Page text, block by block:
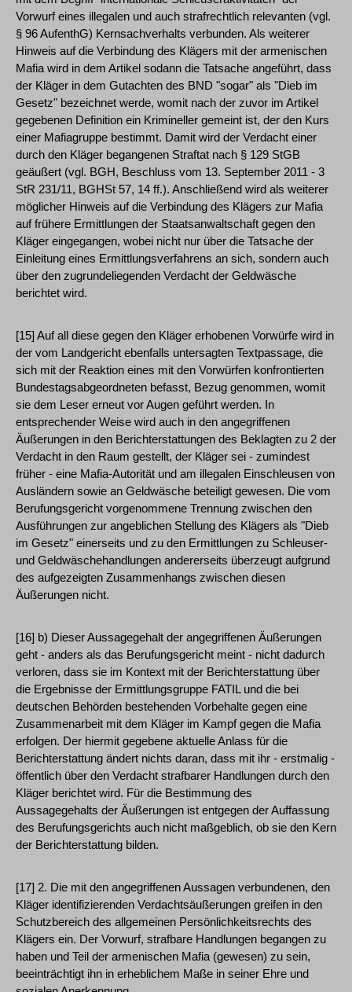
Vorwurf eines illegalen und auch strafrechtlich relevanten (vgl.
§ 96 AufenthG) Kernsachverhalts verbunden. Als weiterer
Hinweis auf die Verbindung des Klägers mit der armenischen
Mafia wird in dem Artikel sodann die Tatsache angeführt, dass
der Kläger in dem Gutachten des BND "sogar" als "Dieb im
Gesetz" bezeichnet werde, womit nach der zuvor im Artikel
gegebenen Definition ein Krimineller gemeint ist, der den Kurs
einer Mafiagruppe bestimmt. Damit wird der Verdacht einer
durch den Kläger begangenen Straftat nach § 129 StGB
geäußert (vgl. BGH, Beschluss vom 13. September 2011 - 3
StR 231/11, BGHSt 57, 14 ff.). Anschließend wird als weiterer
möglicher Hinweis auf die Verbindung des Klägers zur Mafia
auf frühere Ermittlungen der Staatsanwaltschaft gegen den
Kläger eingegangen, wobei nicht nur über die Tatsache der
Einleitung eines Ermittlungsverfahrens an sich, sondern auch
über den zugrundeliegenden Verdacht der Geldwäsche
berichtet wird.
[15] Auf all diese gegen den Kläger erhobenen Vorwürfe wird in
der vom Landgericht ebenfalls untersagten Textpassage, die
sich mit der Reaktion eines mit den Vorwürfen konfrontierten
Bundestagsabgeordneten befasst, Bezug genommen, womit
sie dem Leser erneut vor Augen geführt werden. In
entsprechender Weise wird auch in den angegriffenen
Äußerungen in den Berichterstattungen des Beklagten zu 2 der
Verdacht in den Raum gestellt, der Kläger sei - zumindest
früher - eine Mafia-Autorität und am illegalen Einschleusen von
Ausländern sowie an Geldwäsche beteiligt gewesen. Die vom
Berufungsgericht vorgenommene Trennung zwischen den
Ausführungen zur angeblichen Stellung des Klägers als "Dieb
im Gesetz" einerseits und zu den Ermittlungen zu Schleuser-
und Geldwäschehandlungen andererseits überzeugt aufgrund
des aufgezeigten Zusammenhangs zwischen diesen
Äußerungen nicht.
[16] b) Dieser Aussagegehalt der angegriffenen Äußerungen
geht - anders als das Berufungsgericht meint - nicht dadurch
verloren, dass sie im Kontext mit der Berichterstattung über
die Ergebnisse der Ermittlungsgruppe FATIL und die bei
deutschen Behörden bestehenden Vorbehalte gegen eine
Zusammenarbeit mit dem Kläger im Kampf gegen die Mafia
erfolgen. Der hiermit gegebene aktuelle Anlass für die
Berichterstattung ändert nichts daran, dass mit ihr - erstmalig -
öffentlich über den Verdacht strafbarer Handlungen durch den
Kläger berichtet wird. Für die Bestimmung des
Aussagegehalts der Äußerungen ist entgegen der Auffassung
des Berufungsgerichts auch nicht maßgeblich, ob sie den Kern
der Berichterstattung bilden.
[17] 2. Die mit den angegriffenen Aussagen verbundenen, den
Kläger identifizierenden Verdachtsäußerungen greifen in den
Schutzbereich des allgemeinen Persönlichkeitsrechts des
Klägers ein. Der Vorwurf, strafbare Handlungen begangen zu
haben und Teil der armenischen Mafia (gewesen) zu sein,
beeinträchtigt ihn in erheblichem Maße in seiner Ehre und